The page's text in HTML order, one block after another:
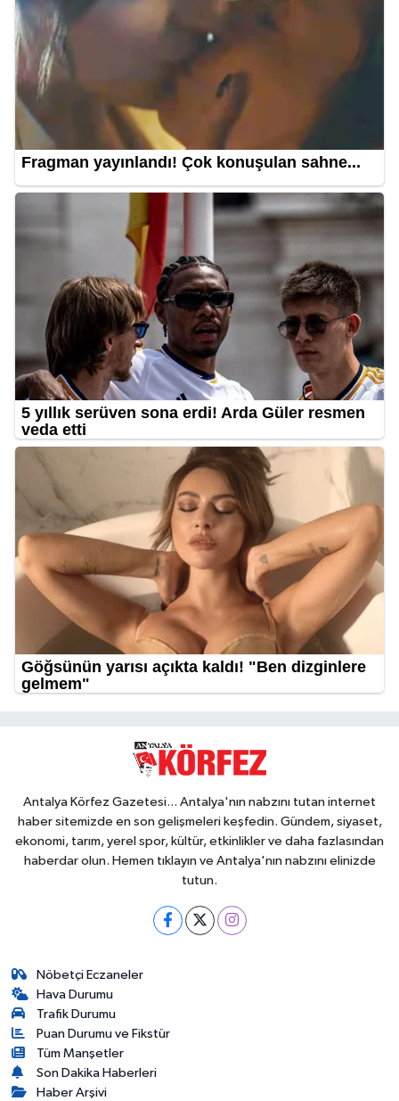
Antalya Körfez Gazetesi... Antalya'nın nabzını tutan internet
haber sitemizde en son gelişmeleri keşfedin. Gündem, siyaset,
ekonomi, tarım, yerel spor, kültür, etkinlikler ve daha fazlasından
haberdar olun. Hemen tıklayın ve Antalya'nın nabzını elinizde
tutun.
Nöbetçi Eczaneler
Hava Durumu
Trafik Durumu
Puan Durumu ve Fikstür
Tüm Manşetler
Son Dakika Haberleri
Haber Arşivi